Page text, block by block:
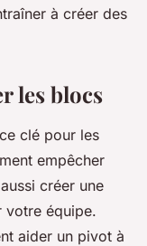
à créer des
les blocs
clé pour les
empêcher
créer une
votre équipe.
aider un pivot à